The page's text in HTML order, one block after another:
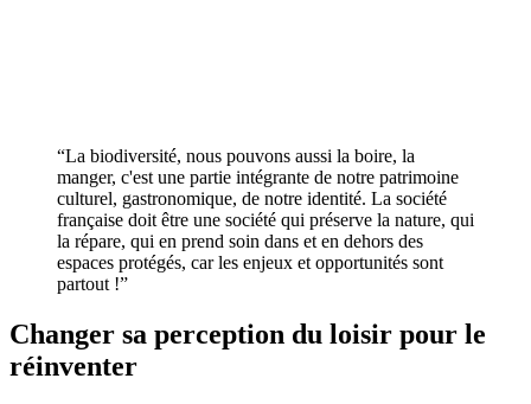
“La biodiversité, nous pouvons aussi la boire, la
manger, c'est une partie intégrante de notre patrimoine
culturel, gastronomique, de notre identité. La société
française doit être une société qui préserve la nature, qui
la répare, qui en prend soin dans et en dehors des
espaces protégés, car les enjeux et opportunités sont
partout !”
Changer sa perception du loisir pour le
réinventer